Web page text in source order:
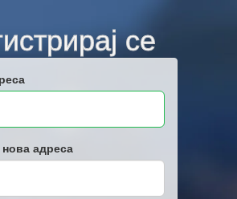
се
адреса